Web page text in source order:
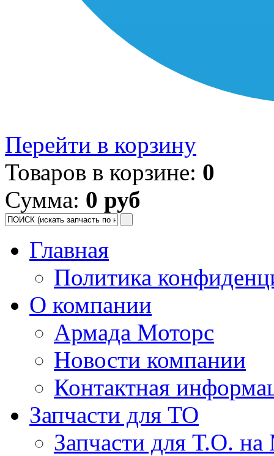
Перейти в корзину
Товаров в корзине: 0
Сумма: 0 руб
Главная
Политика
О компании
Армада Моторс
Новости компании
Контактная
Запчасти для ТО
Запчасти для Т.О. на